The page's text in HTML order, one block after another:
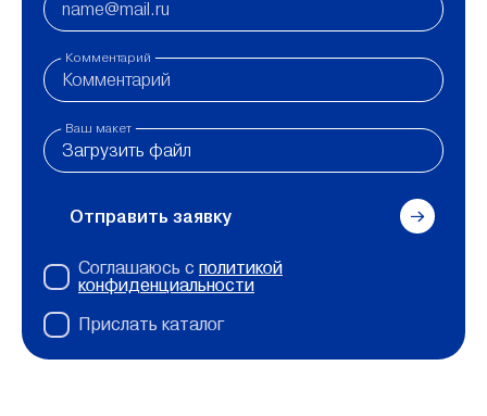
Комментарий
Ваш макет
Загрузить файл
Отправить заявку
Соглашаюсь с политикой
конфиденциальности
Прислать каталог